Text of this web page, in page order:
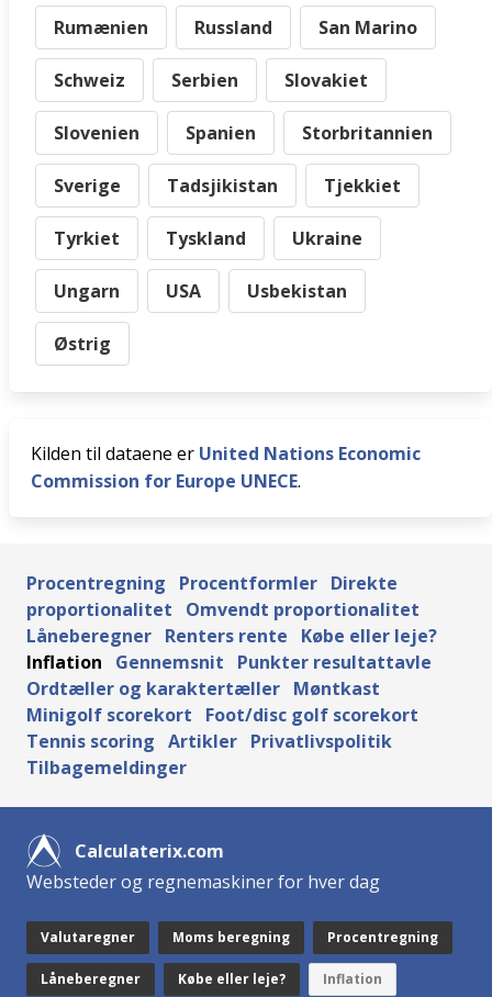
Rumænien Russland San Marino
Schweiz Serbien Slovakiet
Slovenien Spanien Storbritannien
Sverige Tadsjikistan Tjekkiet
Tyrkiet Tyskland Ukraine
Ungarn USA Usbekistan
Østrig
Kilden til dataene er United Nations Economic
Commission for Europe UNECE.
Procentregning Procentformler Direkte
proportionalitet
Omvendt proportionalitet
Låneberegner Renters rente
Købe eller leje?
Inflation
Gennemsnit
Punkter resultattavle
Ordtæller og karaktertæller Møntkast
Minigolf scorekort
Foot/disc golf scorekort
Tennis scoring Artikler Privatlivspolitik
Tilbagemeldinger
Calculaterix.com
Websteder og regnemaskiner for hver dag
Valutaregner Moms beregning Procentregning
Låneberegner Købe eller leje? Inflation